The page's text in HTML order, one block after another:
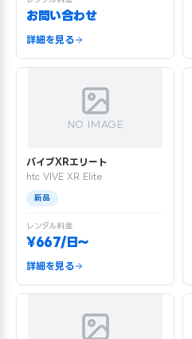
お問い合わせ
詳細を見る
NO IMAGE
バイブXRエリート
htc VIVE XR Elite
新品
レンタル料金
¥667/日〜
詳細を見る